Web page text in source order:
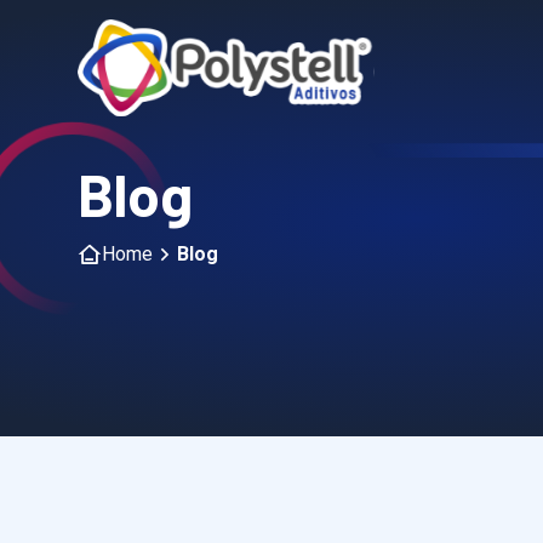
Blog
Home Blog